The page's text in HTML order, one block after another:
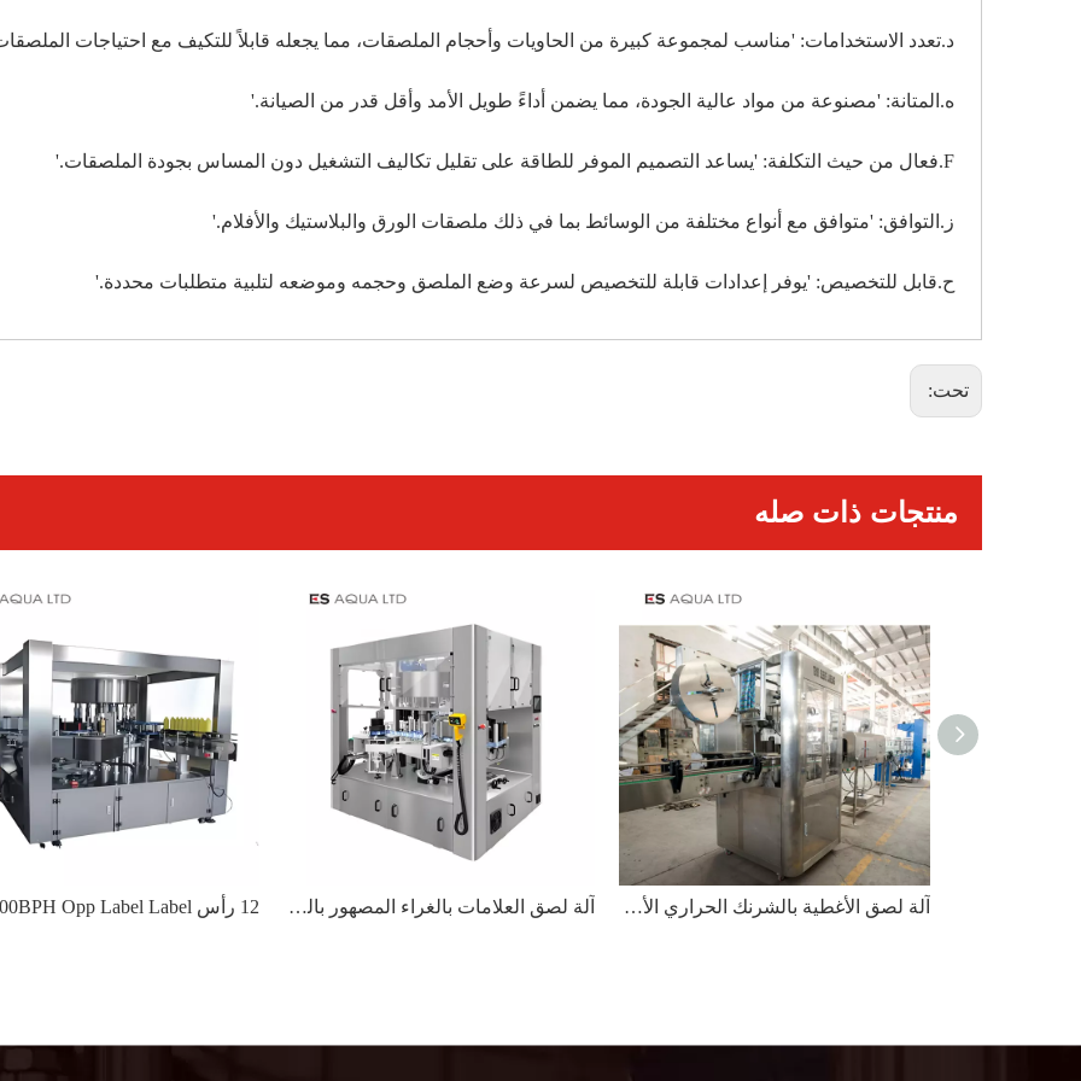
د.تعدد الاستخدامات: 'مناسب لمجموعة كبيرة من الحاويات وأحجام الملصقات، مما يجعله قابلاً للتكيف مع احتياجات
ه.المتانة: 'مصنوعة من مواد عالية الجودة، مما يضمن أداءً طويل الأمد وأقل قدر من الصيانة.'
ز.التوافق: 'متوافق مع أنواع مختلفة من الوسائط بما في ذلك ملصقات الورق والبلاستيك والأفلام.'
ح.قابل للتخصيص: 'يوفر إعدادات قابلة للتخصيص لسرعة وضع الملصق وحجمه وموضعه لتلبية متطلبات محددة.'
تحت:
منتجات ذات صله
آلة لصق العلامات بالغراء المصهور بالحرارة ذات 8 رؤوس Opp Label Stick آلة لصق الأغطية بالشرنك الحراري الأوتوماتيكية